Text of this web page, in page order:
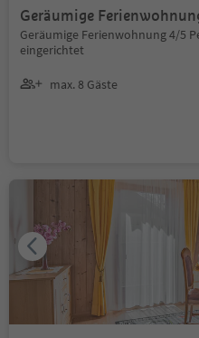
Geräumige
Geräumige Ferienwohnung 4/5
eingerichtet
max. 8 Gäste